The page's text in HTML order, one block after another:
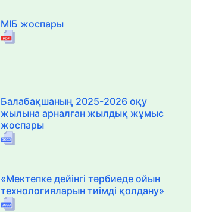
МІБ жоспары
Балабақшаның 2025-2026 оқу
жылына арналған жылдық жұмыс
жоспары
«Мектепке дейінгі тәрбиеде ойын
технологияларын тиімді қолдану»